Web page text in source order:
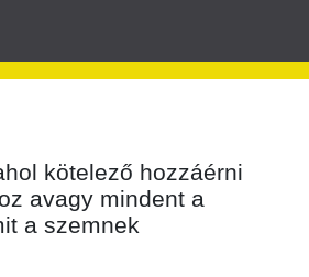
kötelező hozzáérni
avagy mindent a
a szemnek